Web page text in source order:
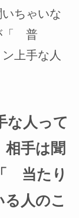
ちゃいな
「 普
上手な人
な人って
手は聞
当たり
人のこ